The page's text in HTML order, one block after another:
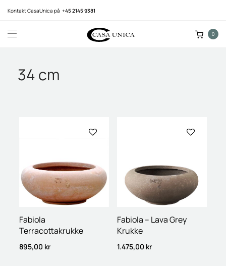
Kontakt CasaUnica på +45 2145 9381
0
34 cm
Fabiola
Terracottakrukke
895,00 kr
Fabiola – Lava Grey
Krukke
1.475,00 kr